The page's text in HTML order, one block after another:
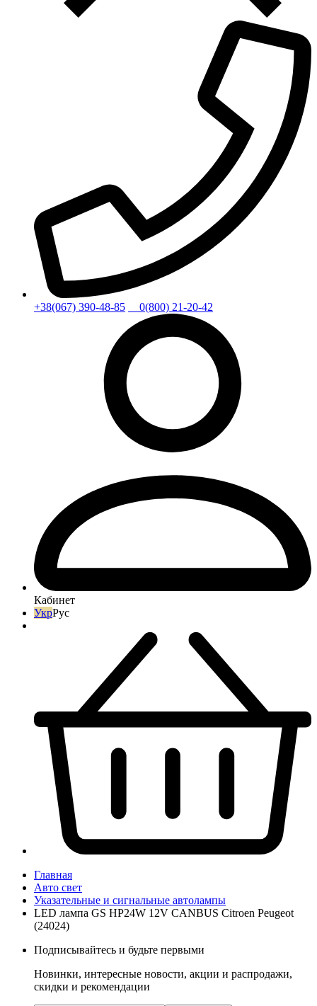
+38(067) 390-48-85 0(800) 21-20-42
Кабинет
УкрРус
Главная
Авто свет
Указательные и сигнальные автолампы
LED лампа GS HP24W 12V CANBUS Citroen Peugeot
(24024)
Подписывайтесь и будьте первыми
Новинки, интересные новости, акции и распродажи,
скидки и рекомендации